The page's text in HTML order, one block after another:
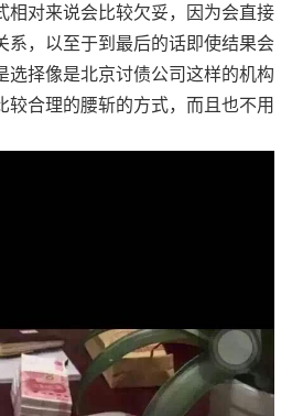
相对来说会比较欠妥，因为会直接
系，以至于到最后的话即使结果会
选择像是北京讨债公司这样的机构
较合理的腰斩的方式，而且也不用